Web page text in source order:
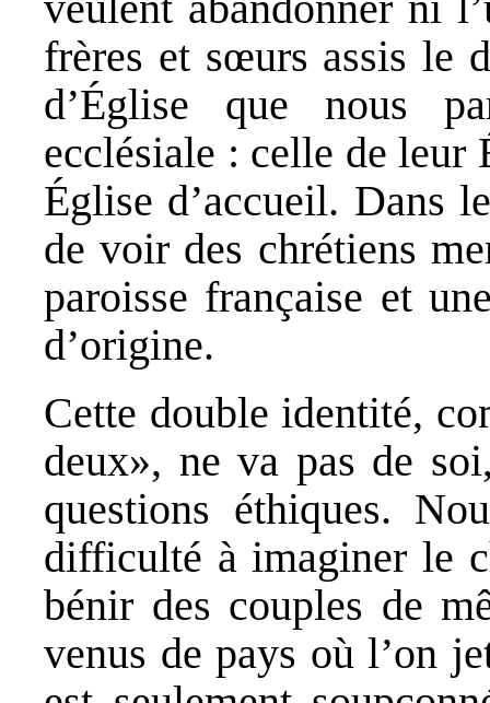
frères et sœurs assis le
d’Église que nous
ecclésiale : celle de leur
Église d’accueil. Dans
de voir des chrétiens
paroisse française et
d’origine.
Cette double identité,
deux», ne va pas de
questions éthiques.
difficulté à imaginer le
bénir des couples de
venus de pays où l’on